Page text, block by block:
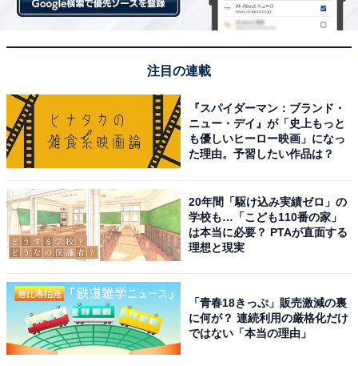
A post shared by 生田斗真 (@toma.ikuta_official)
1位には「生田斗真」さんが輝きました。
1984年生まれの生田さんは、11歳で旧ジャニーズ事務所
に入所。ジャニーズJr.として活動し、1996年から約2年
間『天才てれびくん』へ出演していました。男性アイド
ルとして活動していただけあり端正なルックスを持ち、
番組内でもイケメンキャラで人気を集めました。
番組卒業後は、俳優業をメインに活動しドラマ『花ざか
りの君たちへ〜イケメン♂パラダイス〜』（フジテレビ
注目の連載
『スパイダーマン：ブランド・
ニュー・デイ』が「史上もっと
も優しいヒーロー映画」になっ
た理由。予習したい作品は？
20年間「駆け込み実績ゼロ」の
学校も…「こども110番の家」
は本当に必要？ PTAが直面する
理想と現実
「青春18きっぷ」販売激減の裏
に何が？ 連続利用の厳格化だけ
ではない「本当の理由」